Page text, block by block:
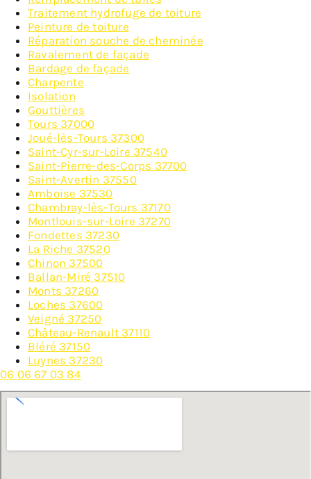
Traitement hydrofuge de toiture
Peinture de toiture
Réparation souche de cheminée
Ravalement de façade
Bardage de façade
Charpente
Isolation
Gouttières
Tours 37000
Joué-lès-Tours 37300
Saint-Cyr-sur-Loire 37540
Saint-Pierre-des-Corps 37700
Saint-Avertin 37550
Amboise 37530
Chambray-lès-Tours 37170
Montlouis-sur-Loire 37270
Fondettes 37230
La Riche 37520
Chinon 37500
Ballan-Miré 37510
Monts 37260
Loches 37600
Veigné 37250
Château-Renault 37110
Bléré 37150
Luynes 37230
06 06 67 03 84